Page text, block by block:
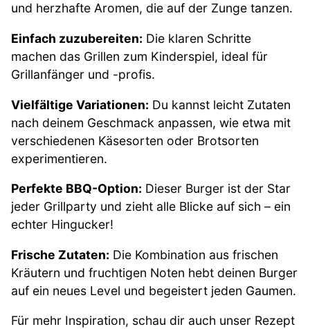
und herzhafte Aromen, die auf der Zunge tanzen.
Einfach zuzubereiten: Die klaren Schritte
machen das Grillen zum Kinderspiel, ideal für
Grillanfänger und -profis.
Vielfältige Variationen: Du kannst leicht Zutaten
nach deinem Geschmack anpassen, wie etwa mit
verschiedenen Käsesorten oder Brotsorten
experimentieren.
Perfekte BBQ-Option: Dieser Burger ist der Star
jeder Grillparty und zieht alle Blicke auf sich – ein
echter Hingucker!
Frische Zutaten: Die Kombination aus frischen
Kräutern und fruchtigen Noten hebt deinen Burger
auf ein neues Level und begeistert jeden Gaumen.
Für mehr Inspiration, schau dir auch unser Rezept